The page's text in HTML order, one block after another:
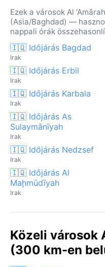
Ezek a városok Al
(Asia/Baghdad) —
nappali órák
🇮🇶 Időjárás Bagdad
Irak
🇮🇶 Időjárás Erbil
Irak
🇮🇶 Időjárás Karbala
Irak
🇮🇶 Időjárás As
Sulaymānīyah
Irak
🇮🇶 Időjárás Nedzsef
Irak
🇮🇶 Időjárás Al
Maḩmūdīyah
Irak
Közeli városok
(300 km-en